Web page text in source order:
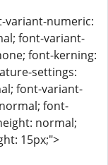
variant-numeric:
font-variant-
font-kerning:
settings:
font-variant-
font-
normal;
15px;">